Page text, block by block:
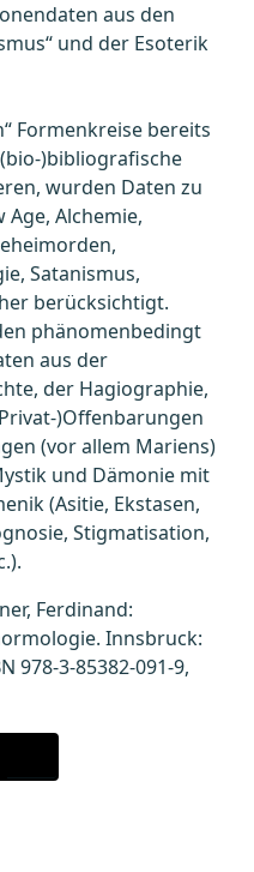
aus den
und der Esoterik
Formenkreise bereits
)bibliografische
wurden Daten zu
Age, Alchemie,
Satanismus,
berücksichtigt.
phänomenbedingt
aus der
der Hagiographie,
)Offenbarungen
(vor allem Mariens)
und Dämonie mit
(Asitie, Ekstasen,
Stigmatisation,
Ferdinand:
Innsbruck:
978-3-85382-091-9,